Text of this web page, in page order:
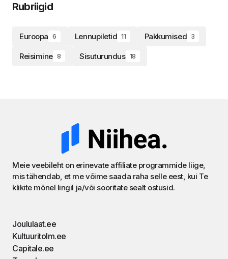
Rubriigid
Euroopa 6 Lennupiletid 11 Pakkumised 3
Reisimine 8 Sisuturundus 18
Meie veebileht on erinevate affiliate programmide liige,
mis tähendab, et me võime saada raha selle eest, kui Te
klikite mõnel lingil ja/või sooritate sealt ostusid.
Joululaat.ee
Kultuuritolm.ee
Capitale.ee